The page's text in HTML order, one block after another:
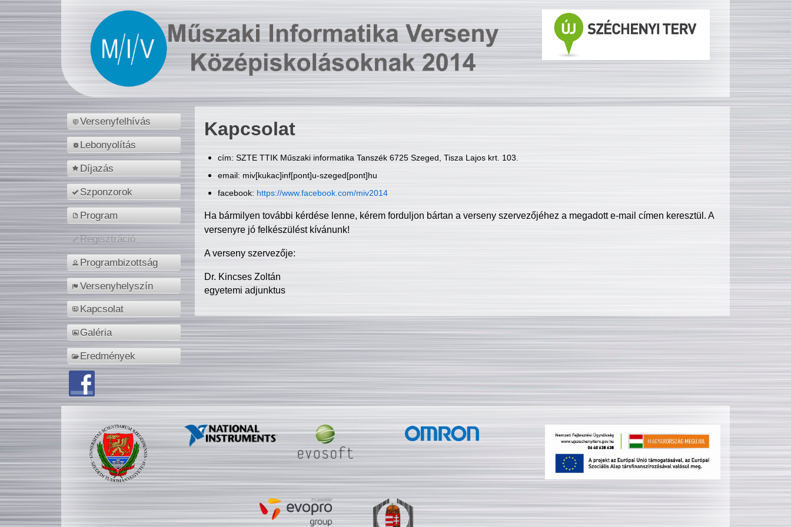
Versenyfelhívás
Lebonyolítás
Díjazás
Szponzorok
Program
Regisztráció
Programbizottság
Versenyhelyszín
Kapcsolat
Galéria
Eredmények
Kapcsolat
cím: SZTE TTIK Műszaki informatika Tanszék 6725 Szeged, Tisza Lajos krt. 103.
email: miv[kukac]inf[pont]u-szeged[pont]hu
facebook: https://www.facebook.com/miv2014
Ha bármilyen további kérdése lenne, kérem forduljon bártan a verseny szervezőjéhez a megadott e-mail címen keresztül. A
versenyre jó felkészülést kívánunk!
A verseny szervezője:
Dr. Kincses Zoltán
egyetemi adjunktus